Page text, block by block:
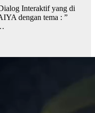
Interaktif yang di
dengan tema : ”